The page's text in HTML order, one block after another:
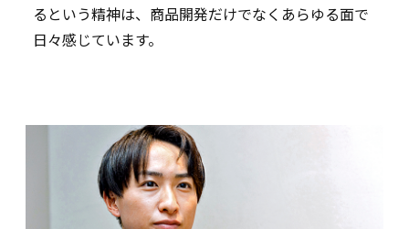
るという精神は、商品開発だけでなくあらゆる面で
日々感じています。